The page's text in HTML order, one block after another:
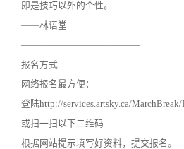
即是技巧以外的个性。
——林语堂
—————————————
报名方式
网络报名最方便：
登陆http://services.artsky.ca/MarchBreak/
或扫一扫以下二维码
根据网站提示填写好资料，提交报名。